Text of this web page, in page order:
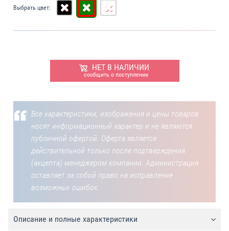
Выбрать цвет:
НЕТ В НАЛИЧИИ
сообщить о поступлении
Все характеристики, изображения и цены товаров
носят информационный характер и не являются
публичной офертой. Оферта является
действительной только после подтверждения
(акцепта) менеджером компании. Администрация
оставляет за собой право на исправление
возможных ошибок.
Описание и полные характеристики